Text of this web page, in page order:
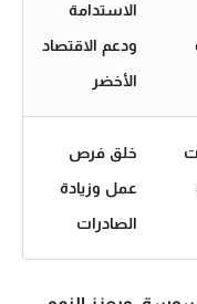
الاستدامة
ودعم الاقتصاد
الأخضر
خلق فرص
عمل وزيادة
الصادرات